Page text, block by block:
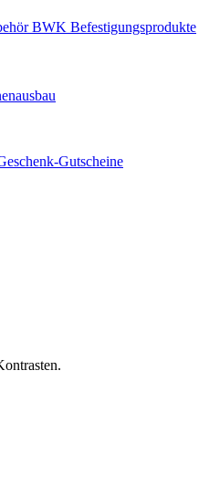
BWK Befestigungsprodukte
Gutscheine